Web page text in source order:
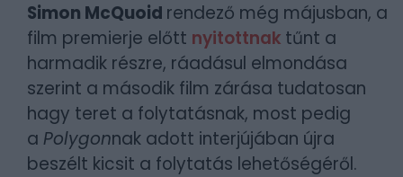
Simon McQuoid rendező még májusban, a
film premierje előtt nyitottnak tűnt a
harmadik részre, ráadásul elmondása
szerint a második film zárása tudatosan
hagy teret a folytatásnak, most pedig
a Polygonnak adott interjújában újra
beszélt kicsit a folytatás lehetőségéről.